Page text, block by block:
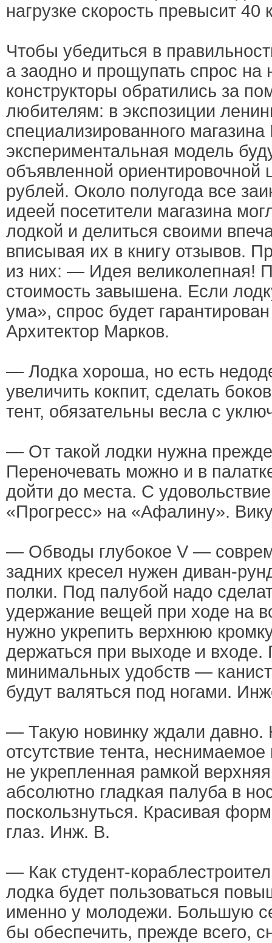
нагрузке скорость превысит 40
Чтобы убедиться в
а заодно и прощупать спрос на
конструкторы обратились за
любителям: в экспозиции
специализированного
экспериментальная модель
объявленной
рублей. Около полугода все
идеей посетители магазина
лодкой и делиться своими
вписывая их в книгу отзывов.
из них: — Идея великолепная!
стоимость завышена. Если
ума», спрос будет
Архитектор Марков.
— Лодка хороша, но есть
увеличить кокпит, сделать
тент, обязательны весла с
— От такой лодки нужна прежде
Переночевать можно и в
дойти до места. С
«Прогресс» на «Афалину».
— Обводы глубокое V —
задних кресел нужен диван-
полки. Под палубой надо
удержание вещей при ходе на
нужно укрепить верхнюю
держаться при выходе и входе.
минимальных удобств —
будут валяться под ногами.
— Такую новинку ждали давно.
отсутствие тента,
не укрепленная рамкой
абсолютно гладкая палуба в
поскользнуться. Красивая
глаз. Инж. В.
— Как студент-
лодка будет пользоваться
именно у молодежи. Большую
бы обеспечить, прежде всего,